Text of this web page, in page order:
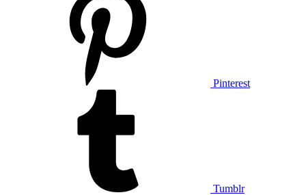
Pinterest
Tumblr